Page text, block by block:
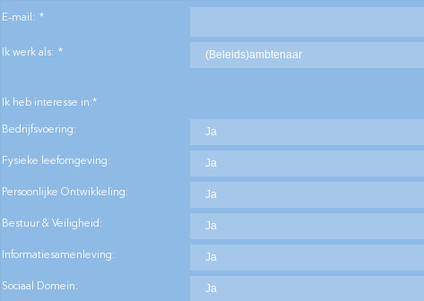
E-mail : *
Ik werk als: *
Ik heb interesse in:*
Bedrijfsvoering:
Fysieke leefomgeving:
Persoonlijke Ontwikkeling:
Bestuur & Veiligheid :
Informatiesamenleving:
Sociaal Domein: